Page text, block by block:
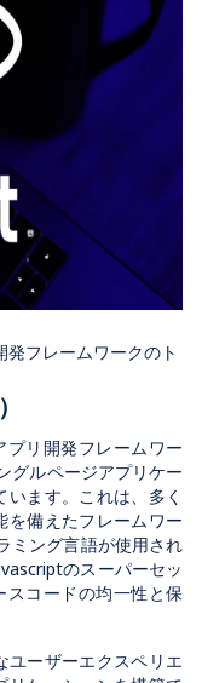
フレームワークのト
リ開発フレームワー
グルページアプリケー
ます。これは、多く
を備えたフレームワー
ミング言語が使用され
のスーパーセッ
スコードの均一性と保
ユーザーエクスペリエ